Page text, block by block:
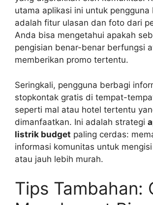
utama aplikasi ini untuk pengguna
adalah fitur ulasan dan foto dari
Anda bisa mengetahui apakah
pengisian benar-benar berfungsi
memberikan promo tertentu.
Seringkali, pengguna berbagi
stopkontak gratis di tempat-
seperti mal atau hotel tertentu
dimanfaatkan. Ini adalah strategi
listrik budget paling cerdas:
informasi komunitas untuk
atau jauh lebih murah.
Tips Tambahan: